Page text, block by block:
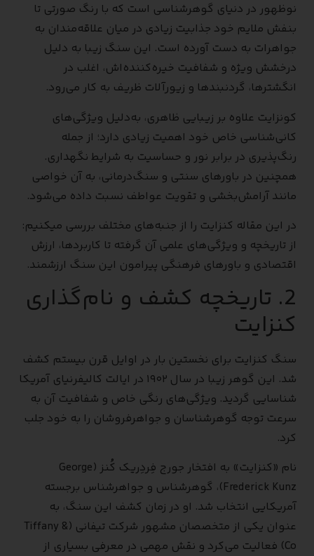
نوظهور در دنیای گوهرشناسی است که با رنگ صورتی تا
بنفش ملایم خود جذابیت زیادی در میان علاقه‌مندان به
جواهرات به دست آورده است. این سنگ زیبا به دلیل
درخشش ویژه و شفافیت خیره‌کننده‌اش، اغلب در
انگشترها، گردنبندها و زیورآلات ظریف به کار می‌رود.
کونزایت علاوه بر زیبایی ظاهری، به‌دلیل ویژگی‌های
کانی‌شناسی خاص خود اهمیت زیادی دارد؛ از جمله
رنگ‌پذیری در برابر نور و حساسیت به شرایط نگهداری.
همچنین در باورهای سنتی و سنگ‌درمانی، به آن خواصی
مانند آرامش‌بخشی و تقویت عواطف نسبت داده می‌شود.
در این مقاله کنزایت را از جنبه‌های مختلف بررسی میکنیم:
از تاریخچه و ویژگی‌های علمی آن گرفته تا کاربردها، ارزش
اقتصادی و باورهای فرهنگی پیرامون این سنگ ارزشمند.
2. تاریخچه کشف و نام‌گذاری
کنزایت
سنگ کنزایت برای نخستین بار در اوایل قرن بیستم کشف
شد. این گوهر زیبا در سال ۱۹۰۲ در ایالت کالیفرنیای آمریکا
شناسایی گردید. ویژگی‌های رنگی خاص و شفافیت آن به
سرعت توجه گوهرشناسان و جواهرفروشان را به خود جلب
کرد.
نام «کنزایت» به افتخار جورج فِردِریک کُنز (George
Frederick Kunz)، گوهرشناس و جواهرشناس برجسته
آمریکایی انتخاب شد. او در زمان کشف این سنگ، به
عنوان یکی از متخصصان مشهور شرکت تیفانی (Tiffany &
Co) فعالیت می‌کرد و نقش مهمی در معرفی بسیاری از